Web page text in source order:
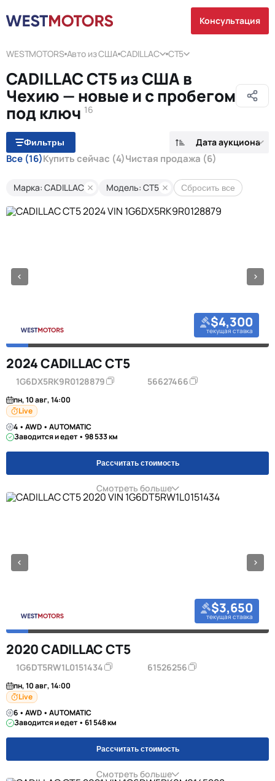
Консультация
WESTMOTORS Авто из США CADILLAC CT5
CADILLAC CT5 из США в
Чехию — новые и с пробегом
под ключ 16
Фильтры Дата аукциона
Все (16)Купить сейчас (4)Чистая продажа (6)
Марка: CADILLAC Модель: CT5 Сбросить все
$4,300
текущая ставка
2024 CADILLAC CT5
1G6DX5RK9R0128879 56627466
пн, 10 авг, 14:00
Live
4 • AWD • AUTOMATIC
Заводится и едет • 98 533 км
Рассчитать стоимость
Смотреть больше
$3,650
текущая ставка
2020 CADILLAC CT5
1G6DT5RW1L0151434 61526256
пн, 10 авг, 14:00
Live
6 • AWD • AUTOMATIC
Заводится и едет • 61 548 км
Рассчитать стоимость
Смотреть больше